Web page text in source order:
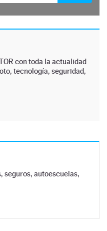
con toda la actualidad
tecnología, seguridad,
seguros, autoescuelas,